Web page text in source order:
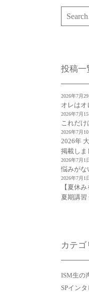
検
索
投稿一
オレはオ
2026年7月29
これだけ
2026年7月15
2026年
掲載しま
2026年7月10
悩みがな
2026年7月1
【夏休
夏期講習
2026年7月1
カテゴ
ISM生の
SPイン